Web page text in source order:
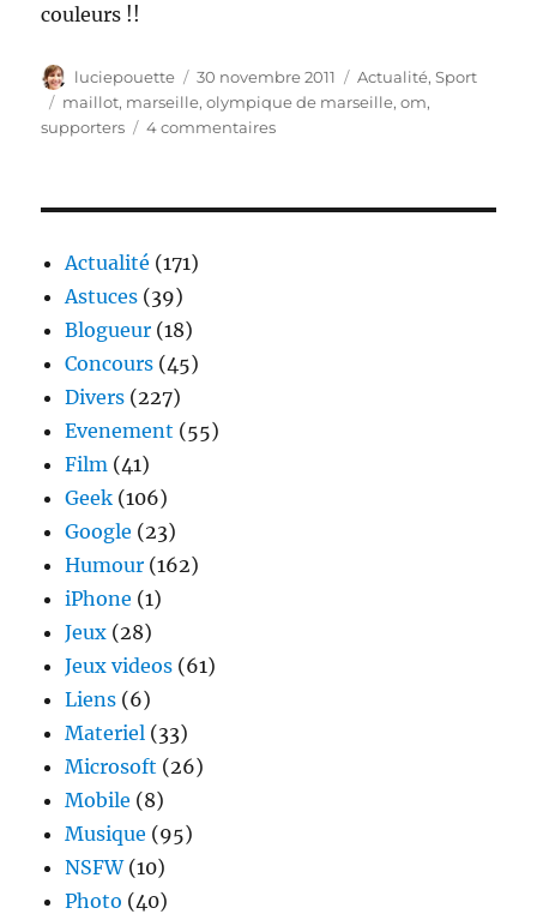
couleurs !!
Auteur
luciepouette
Publié
le
30 novembre 2011 Catégories
Actualité,Sport
Étiquettes
maillot, marseille,olympique de marseille,om,
supporters
4 commentairessur
Actualité (171)
Astuces (39)
Blogueur (18)
Concours (45)
Divers (227)
Evenement (55)
Film (41)
Geek (106)
Google (23)
Humour (162)
iPhone (1)
Jeux (28)
Jeux videos (61)
Liens (6)
Materiel (33)
Microsoft (26)
Mobile (8)
Musique (95)
NSFW(10)
Photo (40)